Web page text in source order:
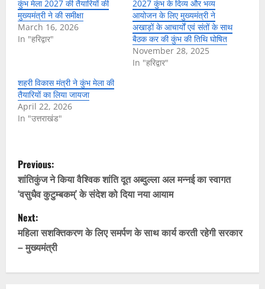
कुंभ मेला 2027 की तैयारियों की
मुख्यमंत्री ने की समीक्षा
March 16, 2026
In "हरिद्वार"
2027 कुंभ के दिव्य और भव्य
आयोजन के लिए मुख्यमंत्री ने
अखाड़ों के आचार्यों एवं संतों के साथ
बैठक कर की कुंभ की तिथि घोषित
November 28, 2025
In "हरिद्वार"
शहरी विकास मंत्री ने कुंभ मेला की
तैयारियों का लिया जायजा
April 22, 2026
In "उत्तराखंड"
P
o
s
t
Previous:
शांतिकुंज ने किया वैश्विक शांति दूत अब्दुल्ला अल मन्नई का स्वागत
‘वसुधैव कुटुम्बकम्’ के संदेश को दिया नया आयाम
Next:
महिला सशक्तिकरण के लिए समर्पण के साथ कार्य करती रहेगी सरकार
– मुख्यमंत्री